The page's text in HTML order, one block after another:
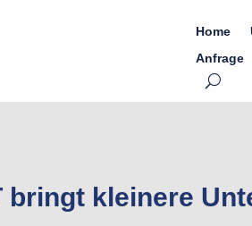
Home
Anfrage
bringt kleinere